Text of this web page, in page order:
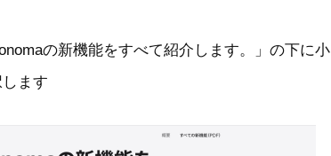
の新機能をすべて紹介します。」の下に小
ます